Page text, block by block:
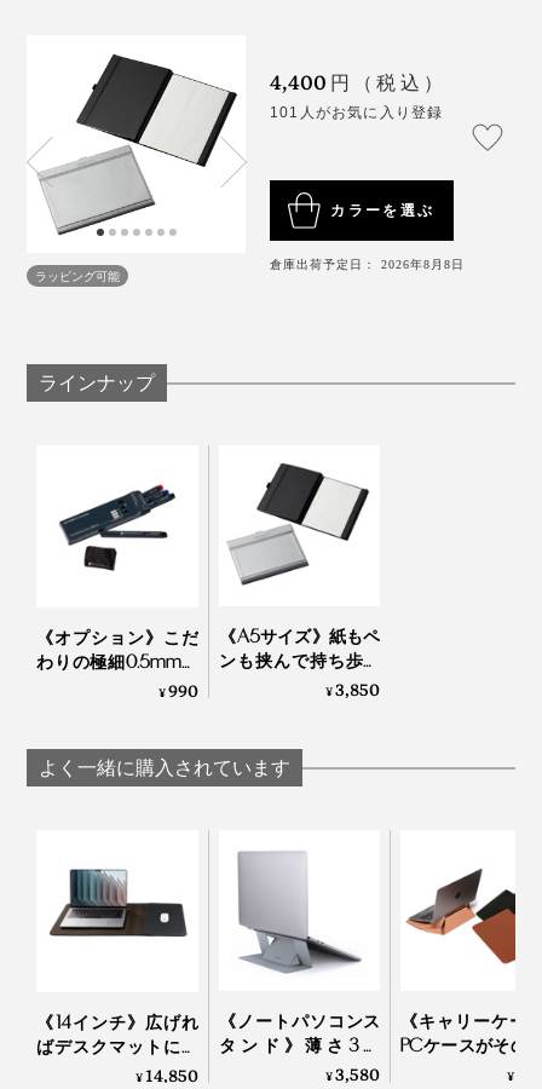
そこで、「スナップ・バインディング・クリップ・テク
ノロジー」は、バネの代わりに、磁石の力と、「てこの
原理」を組み合せました。
磁石入りのクリップを、片手でカンタンに開け閉めでき
じられます。
しかも、クリップは、ごらんのとおり、ほっそりスマー
で、ムダなく書けます。
の用紙も、ペンも、丸ごと包んで持ち運べます。
て、『ペーパージャケットflex』を開発しました。
「じつは、『バタフライボード』の開発中に、磁石の力
で、紙を挟んで運べる可能性に気づきました。
イテムなので、完成後は、紙とペンを愛用している人向
けのアイテムをつくりたかった。
に使いますが、アイデア出しは、裏紙によく書いている
ラッピング可能
4,400 円（税込）
101人がお気に入り登録
カラーを選ぶ
倉庫出荷予定日： 2026年8月8日
ラインナップ
《オプション》こだ
わりの極細0.5mmを
実現した「ホワイト
ード2
¥990
《A5サイズ》紙もペ
ンも挟んで持ち歩け
るから、どこでも書
パージャケットflex
¥3,850
よく一緒に購入されています
《14インチ》広げれ
ばデスクマットにな
る「ノートパソコン
¥14,850
《ノートパソコンス
タンド》薄さ3ミ
リ！目線が上がっ
¥3,580
《キャリーケー
PCケースがその
スタンドに！目
¥